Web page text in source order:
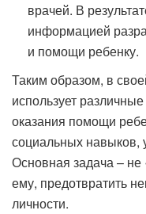
врачей. В
информацией
и помощи ребенку.
Таким образом, в
использует
оказания помощи
социальных навыков,
Основная задача –
ему, предотвратить
личности.